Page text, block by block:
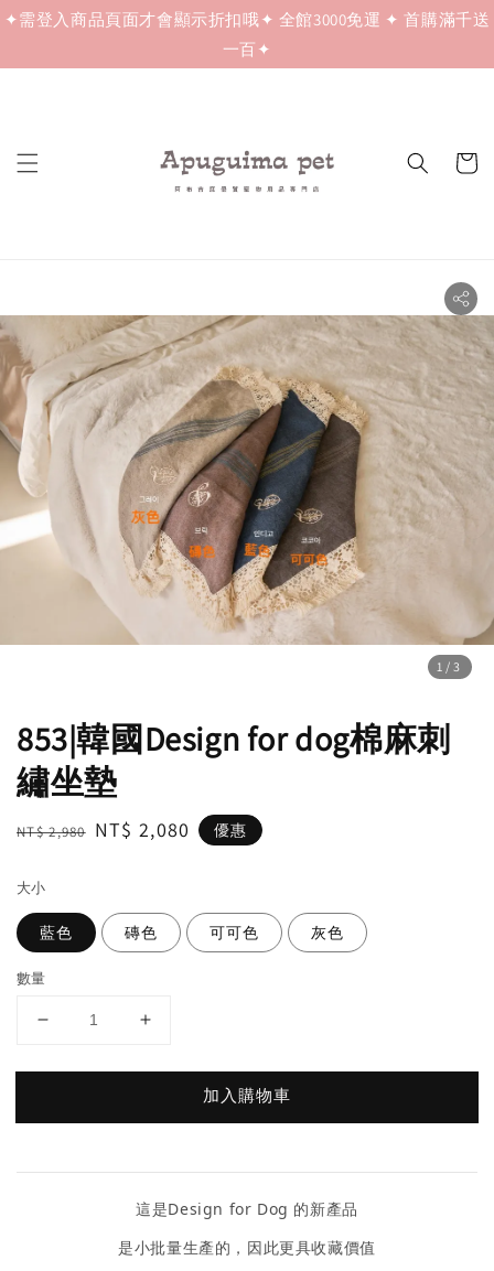
✦需登入商品頁面才會顯示折扣哦✦ 全館3000免運 ✦ 首購滿千送
一百✦
1 /3
853|韓國Design for dog棉麻刺
繡坐墊
Regular
NT$ 2,980 Sale
NT$ 2,080 優惠
大小
藍色 磚色 可可色 灰色
數量
加入購物車
這是Design for Dog 的新產品
是小批量生產的，因此更具收藏價值